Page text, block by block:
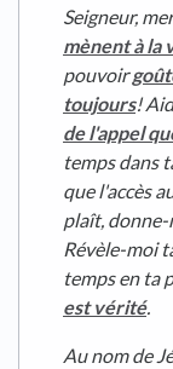
Seigneur,
mènent à la
pouvoir
toujours!
de l'appel
temps dans
que l'accès
plaît, donne-
Révèle-moi
temps en ta
est vérité.
Au nom de